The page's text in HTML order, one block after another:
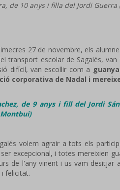
de 10 anys i filla del Jordi
27 de novembre, els
transport escolar de Sagalés,
difícil, van escollir com a
corporativa de Nadal i
de 9 anys i fill del Jordi
Montbui)
volem agrair a tots els
excepcional, i totes mereixien
de l'any vinent i us vam
i felicitat.